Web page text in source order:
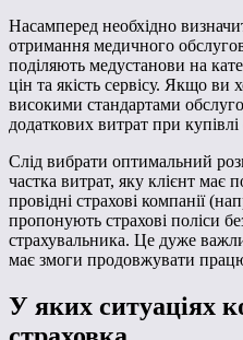
Насамперед необхідно
отримання медичного
поділяють медустанови на
цін та якість сервісу. Якщо ви
високими стандартами
додаткових витрат при
Слід вибрати оптимальний
частка витрат, яку клієнт має
провідні страхові компанії
пропонують страхові поліси
страхувальника. Це дуже
має змоги продовжувати
У яких ситуаціях